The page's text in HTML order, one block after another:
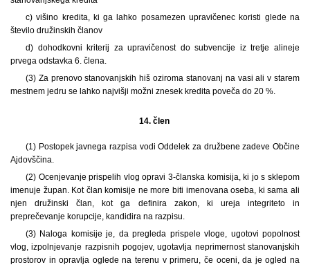
c) višino kredita, ki ga lahko posamezen upravičenec koristi glede na
število družinskih članov
d) dohodkovni kriterij za upravičenost do subvencije iz tretje alineje
prvega odstavka 6. člena.
(3) Za prenovo stanovanjskih hiš oziroma stanovanj na vasi ali v starem
mestnem jedru se lahko najvišji možni znesek kredita poveča do 20 %.
14. člen
(1) Postopek javnega razpisa vodi Oddelek za družbene zadeve Občine
Ajdovščina.
(2) Ocenjevanje prispelih vlog opravi 3-članska komisija, ki jo s sklepom
imenuje župan. Kot član komisije ne more biti imenovana oseba, ki sama ali
njen družinski član, kot ga definira zakon, ki ureja integriteto in
preprečevanje korupcije, kandidira na razpisu.
(3) Naloga komisije je, da pregleda prispele vloge, ugotovi popolnost
vlog, izpolnjevanje razpisnih pogojev, ugotavlja neprimernost stanovanjskih
prostorov in opravlja oglede na terenu v primeru, če oceni, da je ogled na